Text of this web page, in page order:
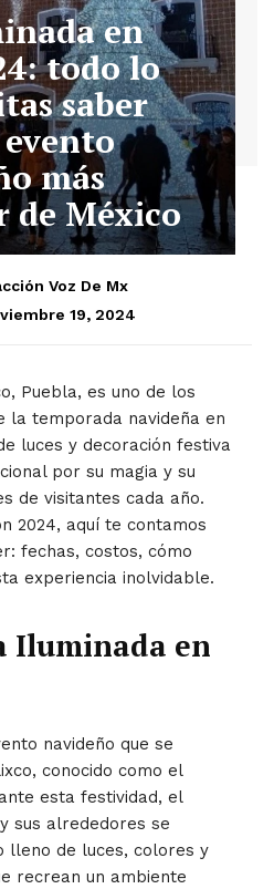
en
todo lo
saber
más
de México
Voz De Mx
19, 2024
Puebla, es uno de los
la temporada navideña en
luces y decoración festiva
por su magia y su
de visitantes cada año.
2024, aquí te contamos
fechas, costos, cómo
experiencia inolvidable.
Iluminada en
navideño que se
conocido como el
esta festividad, el
sus alrededores se
lleno de luces, colores y
recrean un ambiente